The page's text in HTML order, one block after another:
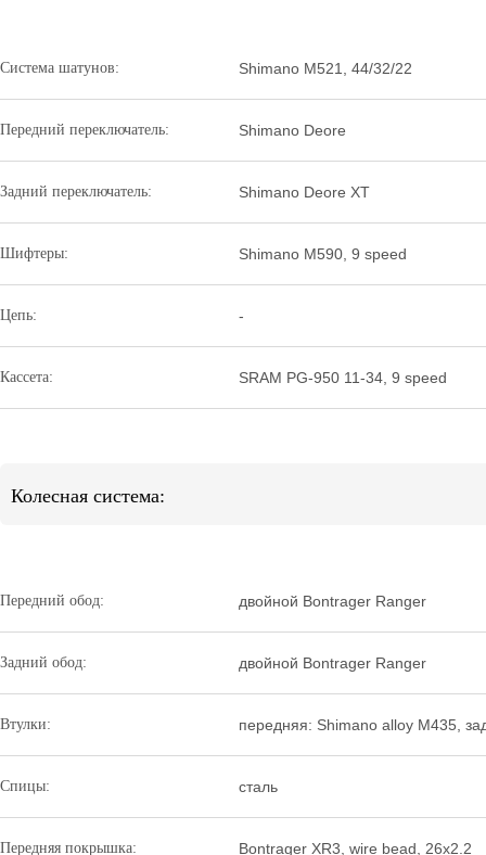
Система шатунов: Shimano M521, 44/32/22
Передний переключатель: Shimano Deore
Задний переключатель: Shimano Deore XT
Шифтеры: Shimano M590, 9 speed
Цепь: -
Кассета: SRAM PG-950 11-34, 9 speed
Колесная система:
Передний обод: двойной Bontrager Ranger
Задний обод: двойной Bontrager Ranger
Втулки: передняя: Shimano alloy M435,
Спицы: сталь
Передняя покрышка: Bontrager XR3, wire bead, 26x2.2